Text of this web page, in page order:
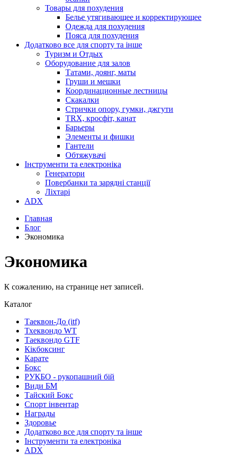
Товары для похудения
Белье утягивающее и корректирующее
Одежда для похудения
Пояса для похудения
Додатково все для спорту та інше
Туризм и Отдых
Оборудование для залов
Татами, доянг, маты
Груши и мешки
Координационные лестницы
Скакалки
Стрички опору, гумки, джгути
TRX, кросфіт, канат
Барьеры
Элементы и фишки
Гантели
Обтяжувачі
Інструменти та електроніка
Генератори
Повербанки та зарядні станції
Ліхтарі
ADX
Главная
Блог
Экономика
Экономика
К сожалению, на странице нет записей.
Каталог
Таеквон-До (itf)
Тхеквондо WT
Таеквондо GTF
Кікбоксинг
Карате
Бокс
РУКБО - рукопашний бій
Види БМ
Тайский Бокс
Спорт інвентар
Награды
Здоровье
Додатково все для спорту та інше
Інструменти та електроніка
ADX